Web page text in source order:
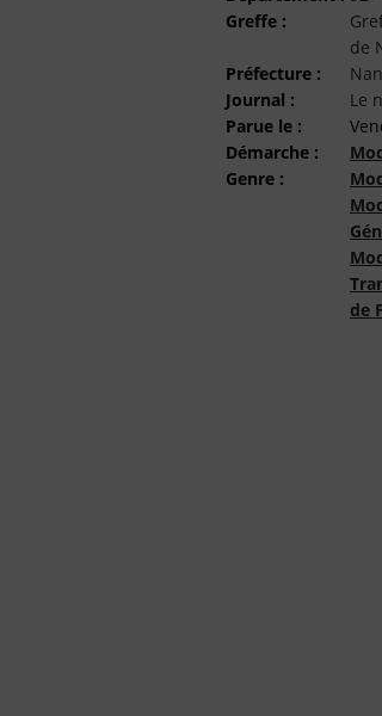
Greffe :
de
Préfecture :
Journal :
Le
Parue le :
Démarche :
Genre :
de